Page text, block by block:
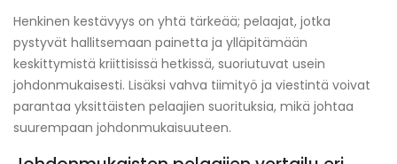
Henkinen kestävyys on yhtä tärkeää; pelaajat, jotka
pystyvät hallitsemaan painetta ja ylläpitämään
keskittymistä kriittisissä hetkissä, suoriutuvat usein
johdonmukaisesti. Lisäksi vahva tiimityö ja viestintä voivat
parantaa yksittäisten pelaajien suorituksia, mikä johtaa
suurempaan johdonmukaisuuteen.